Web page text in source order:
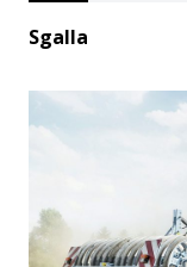
Sgalla